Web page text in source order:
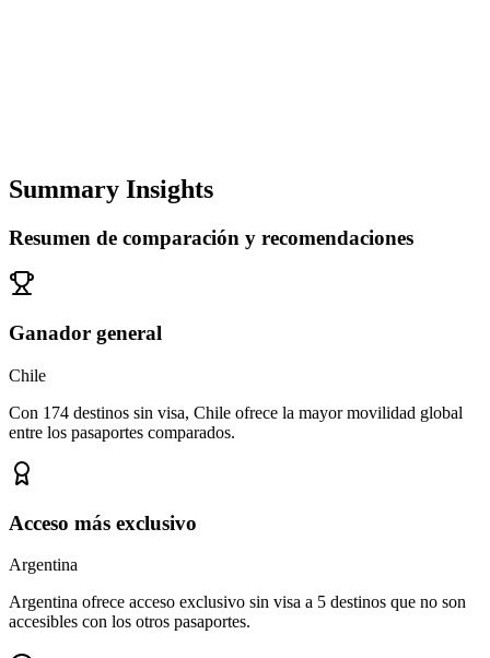
Summary Insights
Resumen de comparación y recomendaciones
Ganador general
Chile
Con 174 destinos sin visa, Chile ofrece la mayor movilidad global
entre los pasaportes comparados.
Acceso más exclusivo
Argentina
Argentina ofrece acceso exclusivo sin visa a 5 destinos que no son
accesibles con los otros pasaportes.